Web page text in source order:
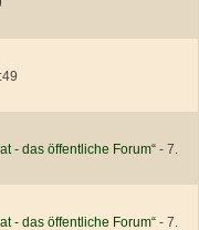
- das öffentliche Forum“ - 7.
- das öffentliche Forum“ - 7.